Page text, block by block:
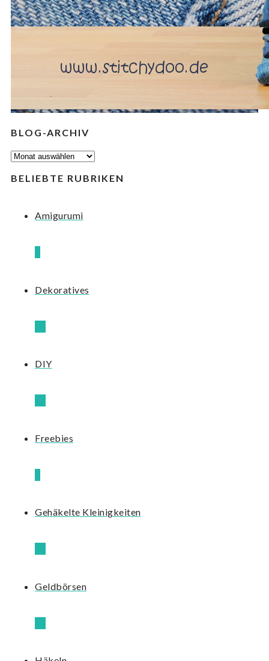
BLOG-ARCHIV
BLOG-
BELIEBTE RUBRIKEN
Amigurumi
Dekoratives
DIY
Freebies
Gehäkelte Kleinigkeiten
Geldbörsen